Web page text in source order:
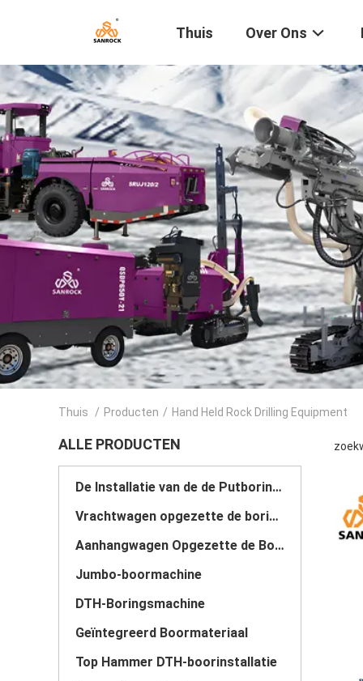
Thuis Over Ons
Thuis / Producten / Hand Held Rock Drilling Equipment
ALLE PRODUCTEN
De Installatie van de de Putboring van het kruippakjewater
Vrachtwagen opgezette de boringsinstallatie van de waterput
Aanhangwagen Opgezette de Boringsinstallatie van de Waterput
Jumbo-boormachine
DTH-Boringsmachine
Geïntegreerd Boormateriaal
Top Hammer DTH-boorinstallatie